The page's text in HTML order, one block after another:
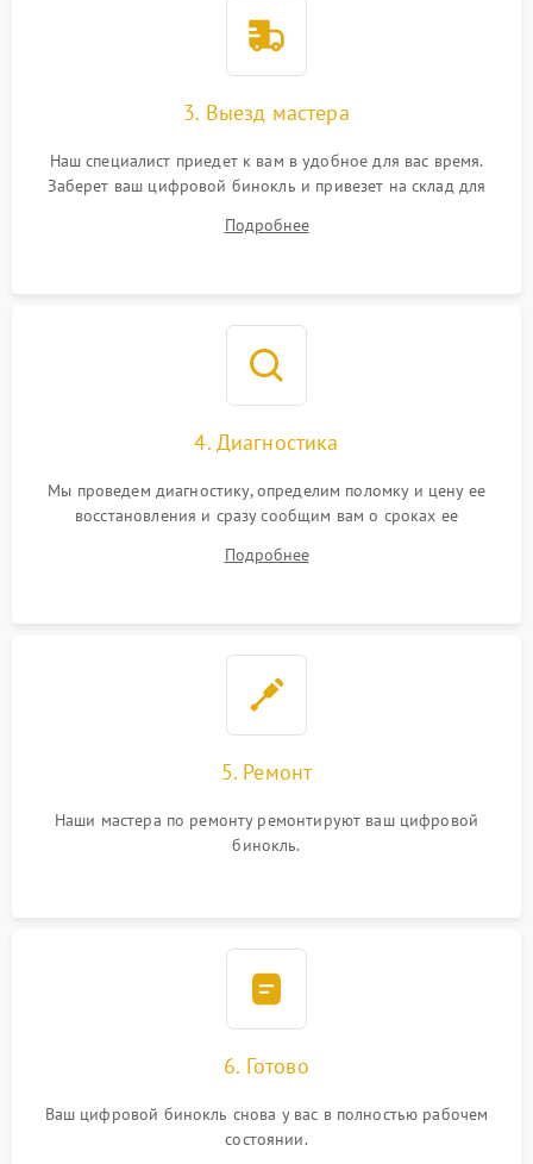
3. Выезд мастера
Наш специалист приедет к вам в удобное для вас время.
Заберет ваш цифровой бинокль и привезет на склад для
Подробнее
4. Диагностика
Мы проведем диагностику, определим поломку и цену ее
восстановления и сразу сообщим вам о сроках ее
Подробнее
5. Ремонт
Наши мастера по ремонту ремонтируют ваш цифровой
бинокль.
6. Готово
Ваш цифровой бинокль снова у вас в полностью рабочем
состоянии.